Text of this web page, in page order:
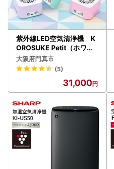
紫外線LED空気清浄機 K
OROSUKE Petit（ホワイ
ト） 【脱臭 消臭 光触媒フ
ィルター 卓上 コンパクト
除菌
大阪府門真市
(5)
31,000